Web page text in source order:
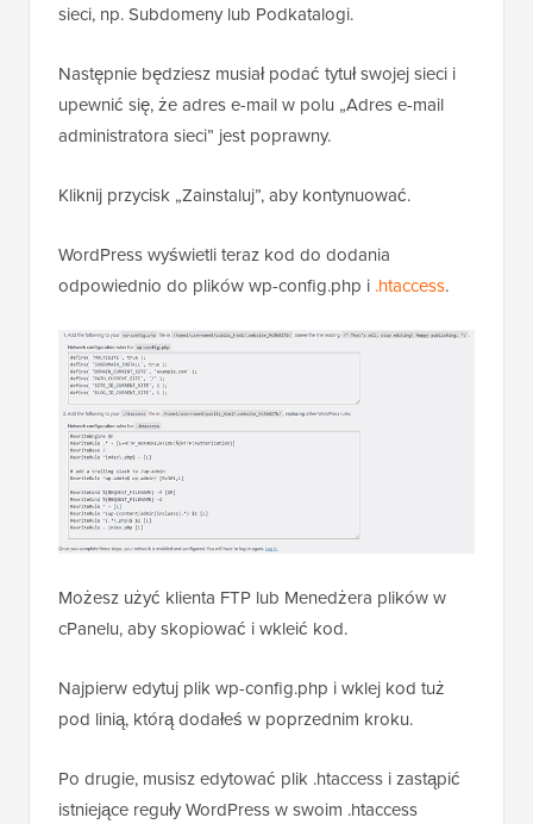
sieci, np. Subdomeny lub Podkatalogi.
Następnie będziesz musiał podać tytuł swojej sieci i
upewnić się, że adres e-mail w polu „Adres e-mail
administratora sieci” jest poprawny.
Kliknij przycisk „Zainstaluj”, aby kontynuować.
WordPress wyświetli teraz kod do dodania
odpowiednio do plików wp-config.php i .htaccess.
Możesz użyć klienta FTP lub Menedżera plików w
cPanelu, aby skopiować i wkleić kod.
Najpierw edytuj plik wp-config.php i wklej kod tuż
pod linią, którą dodałeś w poprzednim kroku.
Po drugie, musisz edytować plik .htaccess i zastąpić
istniejące reguły WordPress w swoim .htaccess